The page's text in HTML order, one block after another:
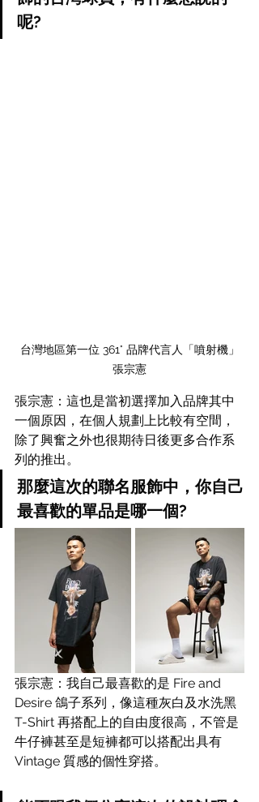
呢?
台灣地區第一位 361° 品牌代言人「噴射機」
張宗憲
張宗憲：這也是當初選擇加入品牌其中
一個原因，在個人規劃上比較有空間，
除了興奮之外也很期待日後更多合作系
列的推出。
那麼這次的聯名服飾中，你自己
最喜歡的單品是哪一個?
張宗憲：我自己最喜歡的是 Fire and
Desire 鴿子系列，像這種灰白及水洗黑
T-Shirt 再搭配上的自由度很高，不管是
牛仔褲甚至是短褲都可以搭配出具有
Vintage 質感的個性穿搭。